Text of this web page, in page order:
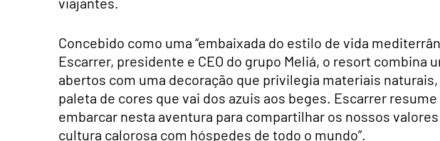
Concebido como uma “embaixada do estilo de vida
Escarrer, presidente e CEO do grupo Meliá, o resort combina
abertos com uma decoração que privilegia materiais
paleta de cores que vai dos azuis aos beges. Escarrer
embarcar nesta aventura para compartilhar os nossos
cultura calorosa com hóspedes de todo o mundo”.